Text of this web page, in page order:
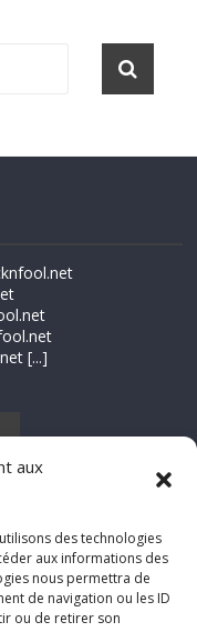
aux
des technologies
aux informations des
nous permettra de
de navigation ou les ID
ou de retirer son
[...]